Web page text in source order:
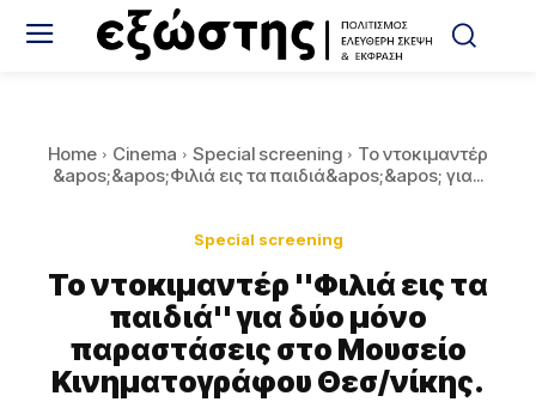
Home Cinema Special screening
Το ντοκιμαντέρ
&apos;&apos;Φιλιά εις τα παιδιά&apos;&apos; για...
Special screening
Το ντοκιμαντέρ ''Φιλιά εις τα
παιδιά'' για δύο μόνο
παραστάσεις στο Μουσείο
Κινηματογράφου Θεσ/νίκης.